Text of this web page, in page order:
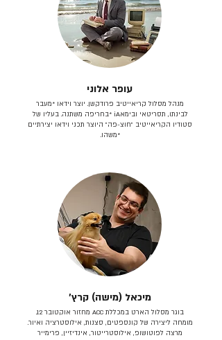
עופר אלוני
מנהל מסלול קריאייטיב פרודקשן. יוצר וידאו *מעבר
לבינתו, תסריטאי וב​ימאiA‎ *בחריפה משתנה. בעליו של
סטודיו הקריאייטיב ״חוצ-פה״ היוצר תכני וידאו יצירתיים
*משהו.
מיכאל (מישה) קרץ׳
בוגר מסלול הארט במכללת ACC מחזור אוקטובר 12.
מומחה ליצירה של קונספטים, סצנות, אילוסטרציה ואיור.
מרצה לפוטושופ, אילוסטרייטור, אינדיזיין, פרימייר